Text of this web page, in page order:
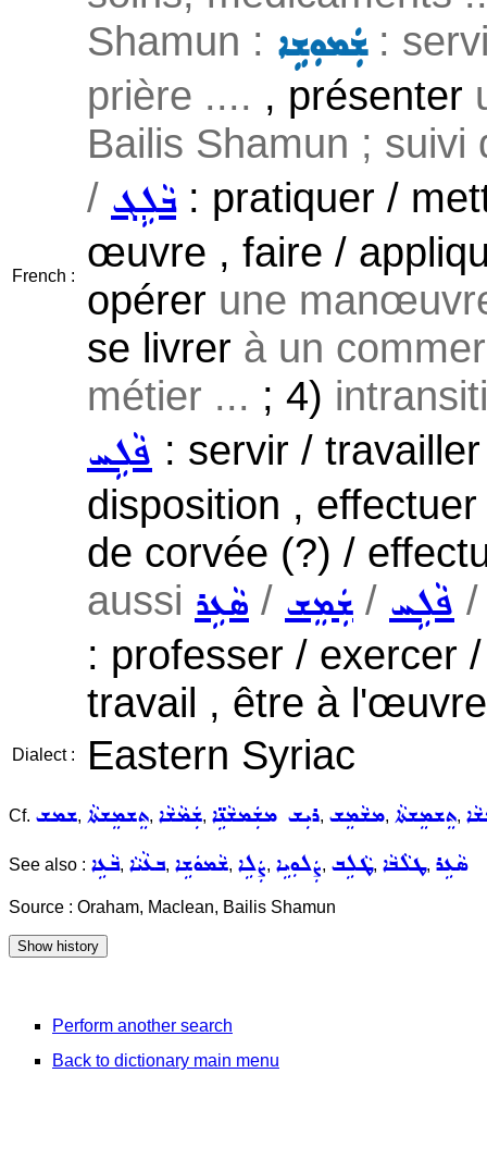
French :
Shamun : ܫܲܡܘܼܫܹܐ:
prière .... , présenter
Bailis Shamun ;
/ ܒܵܠܹܓ: pratiquer /
œuvre , faire /
opérer une
se livrer à un
métier ... ; 4)
ܦܵܠܹܚ : servir /
disposition ,
de corvée (?) /
aussi ܣܵܥܹܪ / ܫܲܡܸܫ / ܦܵܠܹܚ
: professer / exercer
travail , être à
Dialect : Eastern Syriac
Cf. ܫܡܫ, ܬܸܫܡܸܫܬܵܐ, ܫܲܡܵܫܵܐ, ܪܝܼܫ ܡܫܲܡܫܵܢܹ̈ܐ, ܡܫܵܡܸܫ, ܬܸܫܡܸܫܬܵܐ,
See also : ܒܵܥܹܐ, ܒܥܵܝܵܐ, ܫܵܡܘܿܫܹܐ, ܨܲܠܹܐ, ܨܲܠܘܼܝܹܐ, ܛܵܠܹܒ, ܛܠܵܒܵܐ, ܣܵܥܹܪ
Source : Oraham, Maclean, Bailis Shamun
Perform another search
Back to dictionary main menu